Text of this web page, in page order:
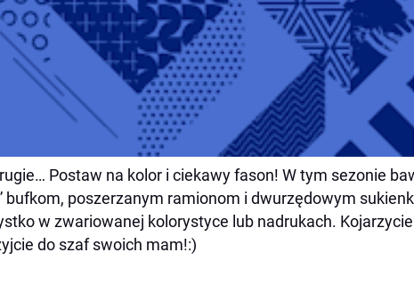
Postaw na kolor i ciekawy fason! W tym sezonie
bufkom, poszerzanym ramionom i dwurzędowym
w zwariowanej kolorystyce lub nadrukach.
do szaf swoich mam!:)